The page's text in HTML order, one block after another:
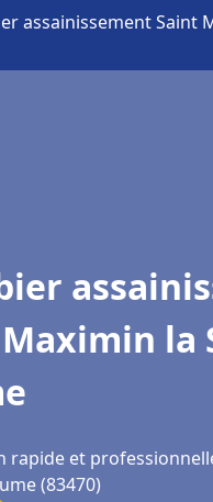
assainissement Saint
la
rapide et
(83470)